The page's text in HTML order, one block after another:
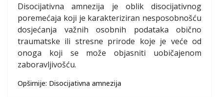
Disocijativna amnezija je oblik disocijativnog
poremećaja koji je karakteriziran nesposobnošću
dosjećanja važnih osobnih podataka obično
traumatske ili stresne prirode koje je veće od
onoga koji se može objasniti uobičajenom
zaboravljivošću.
Opširnije: Disocijativna amnezija